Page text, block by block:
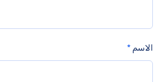
الاسم *